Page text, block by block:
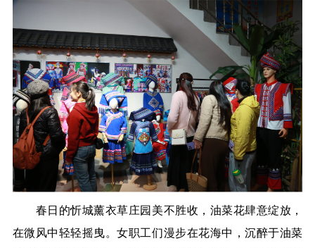
春日的忻城薰衣草庄园美不胜收，油菜花肆意绽放，
在微风中轻轻摇曳。女职工们漫步在花海中，沉醉于油菜